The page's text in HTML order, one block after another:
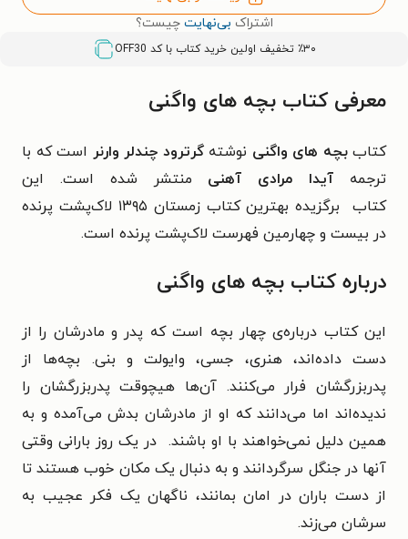
اشتراک بی‌نهایت چیست؟
٪۳۰ تخفیف اولین خرید کتاب با کد OFF30
معرفی کتاب بچه های واگنی
کتاب بچه های واگنی نوشته گرترود چندلر وارنر است که با
ترجمه آیدا مرادی آهنی منتشر شده است. این
کتاب
برگزیده بهترین کتاب زمستان ۱۳۹۵ لاک‌پشت پرنده
در بیست و چهارمین فهرست لاک‌پشت پرنده است.
درباره کتاب بچه های واگنی
این کتاب درباره‌ی چهار بچه‌ است که پدر و مادرشان را از
دست داده‌اند، هنری، جسی، وایولت و بنی. بچه‌ها از
پدربزرگشان فرار می‌کنند. آن‌ها هیچوقت پدربزرگشان را
ندیده‌اند اما می‌دانند که او از مادرشان بدش می‌آمده و به
همین دلیل نمی‌خواهند با او باشند. در یک روز بارانی وقتی
آنها در جنگل سرگردانند و به دنبال یک مکان خوب هستند تا
از دست باران در امان بمانند، ناگهان یک فکر عجیب به
سرشان می‌زند.